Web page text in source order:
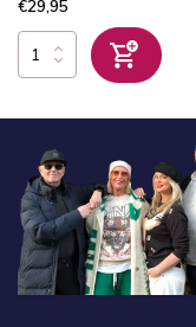
€29,95